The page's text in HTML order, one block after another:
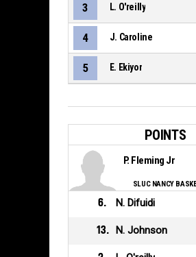
3 L. O'reilly
4 J. Caroline
5 E. Ekiyor
POINTS
P. Fleming Jr
6. N. Difuidi
13. N. Johnson